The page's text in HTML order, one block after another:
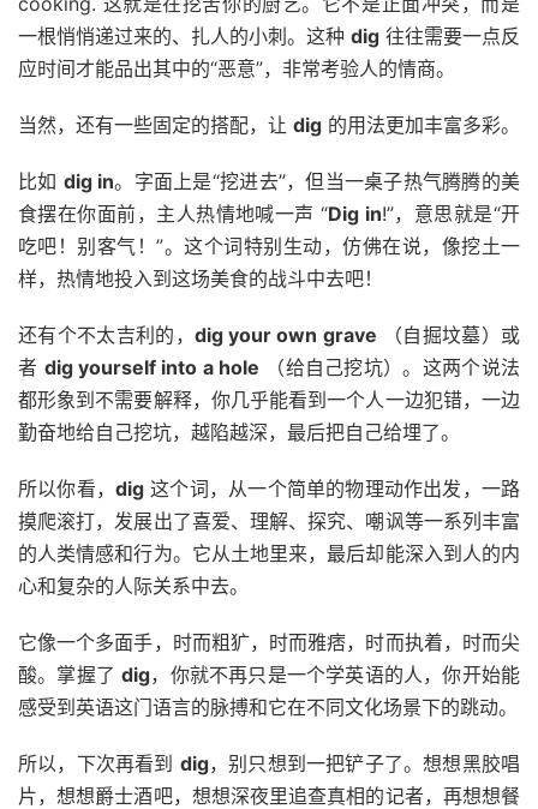
一根悄悄递过来的、扎人的小刺。这种 dig 往往需要一点反
应时间才能品出其中的“恶意”，非常考验人的情商。
当然，还有一些固定的搭配，让 dig 的用法更加丰富多彩。
比如 dig in。字面上是“挖进去”，但当一桌子热气腾腾的美
食摆在你面前，主人热情地喊一声 “Dig in!”，意思就是“开
吃吧！别客气！”。这个词特别生动，仿佛在说，像挖土一
样，热情地投入到这场美食的战斗中去吧！
还有个不太吉利的， dig your own grave （自掘坟墓）或
者 dig yourself into a hole （给自己挖坑）。这两个说法
都形象到不需要解释，你几乎能看到一个人一边犯错，一边
勤奋地给自己挖坑，越陷越深，最后把自己给埋了。
所以你看，dig 这个词，从一个简单的物理动作出发，一路
摸爬滚打，发展出了喜爱、理解、探究、嘲讽等一系列丰富
的人类情感和行为。它从土地里来，最后却能深入到人的内
心和复杂的人际关系中去。
它像一个多面手，时而粗犷，时而雅痞，时而执着，时而尖
酸。掌握了dig，你就不再只是一个学英语的人，你开始能
感受到英语这门语言的脉搏和它在不同文化场景下的跳动。
所以，下次再看到 dig，别只想到一把铲子了。想想黑胶唱
片，想想爵士酒吧，想想深夜里追查真相的记者，再想想餐